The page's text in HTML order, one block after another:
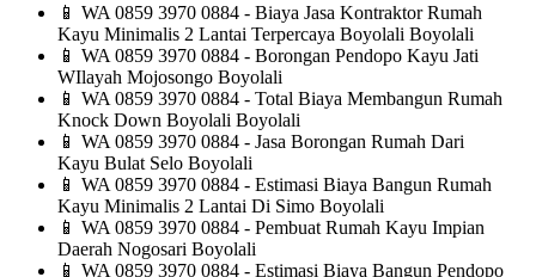
📱 WA 0859 3970 0884 - Biaya Jasa Kontraktor Rumah
Kayu Minimalis 2 Lantai Terpercaya Boyolali Boyolali
📱 WA 0859 3970 0884 - Borongan Pendopo Kayu Jati
WIlayah Mojosongo Boyolali
📱 WA 0859 3970 0884 - Total Biaya Membangun Rumah
Knock Down Boyolali Boyolali
📱 WA 0859 3970 0884 - Jasa Borongan Rumah Dari
Kayu Bulat Selo Boyolali
📱 WA 0859 3970 0884 - Estimasi Biaya Bangun Rumah
Kayu Minimalis 2 Lantai Di Simo Boyolali
📱 WA 0859 3970 0884 - Pembuat Rumah Kayu Impian
Daerah Nogosari Boyolali
📱 WA 0859 3970 0884 - Estimasi Biaya Bangun Pendopo